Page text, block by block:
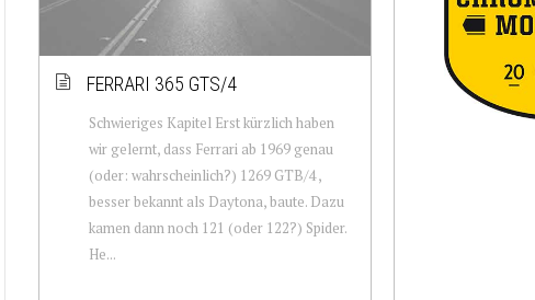
FERRARI 365 GTS/4
Schwieriges Kapitel Erst kürzlich haben
wir gelernt, dass Ferrari ab 1969 genau
(oder: wahrscheinlich?) 1269 GTB/4 ,
besser bekannt als Daytona, baute. Dazu
kamen dann noch 121 (oder 122?) Spider.
He...